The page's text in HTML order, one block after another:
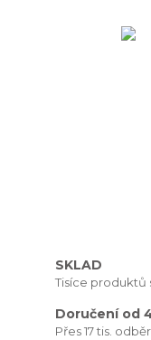
SKLAD
Tisíce produktů
Doručení od
Přes 17 tis.